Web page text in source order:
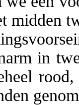
midden
in